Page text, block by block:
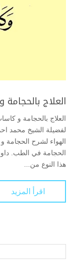
العلاج
العلاج بالحجامة و
لفضيلة الشيخ محمد
الهواء لشرح الحجامة
الحجامة في الطب.
هذا النوع من...
اقرأ المزيد